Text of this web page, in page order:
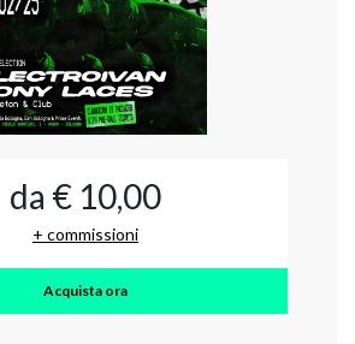
da € 10,00
+ commissioni
Acquista ora